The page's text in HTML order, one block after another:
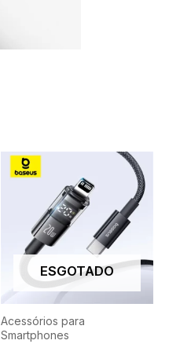
ESGOTADO
Acessórios para
Smartphones